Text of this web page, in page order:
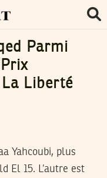
Parmi
Liberté
Yahcoubi, plus
El 15. L’autre est